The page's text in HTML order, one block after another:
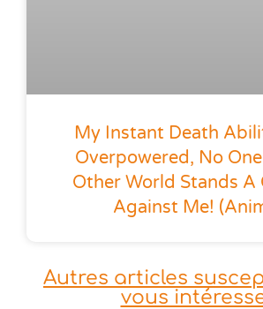
My Instant Death
Overpowered, No
Other World Stands A
Against Me!
Autres articles
vous